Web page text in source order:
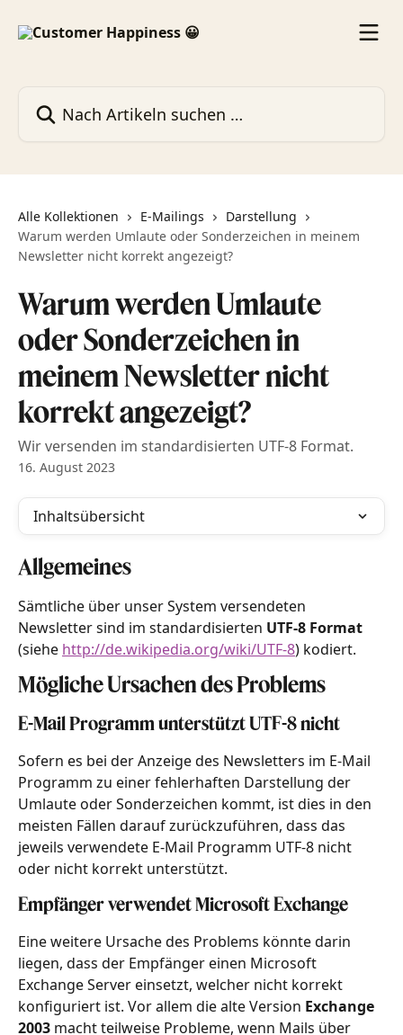
Alle Kollektionen E-Mailings
Darstellung
Warum werden Umlaute oder Sonderzeichen in meinem
Newsletter nicht korrekt angezeigt?
Warum werden Umlaute
oder Sonderzeichen in
meinem Newsletter nicht
korrekt angezeigt?
Wir versenden im standardisierten UTF-8 Format.
16. August 2023
Inhaltsübersicht
Allgemeines
Sämtliche über unser System versendeten
Newsletter sind im standardisierten UTF-8 Format
(siehe http://de.wikipedia.org/wiki/UTF-8) kodiert.
Mögliche Ursachen des Problems
E-Mail Programm unterstützt UTF-8 nicht
Sofern es bei der Anzeige des Newsletters im E-Mail
Programm zu einer fehlerhaften Darstellung der
Umlaute oder Sonderzeichen kommt, ist dies in den
meisten Fällen darauf zurückzuführen, dass das
jeweils verwendete E-Mail Programm UTF-8 nicht
oder nicht korrekt unterstützt.
Empfänger verwendet Microsoft Exchange
Eine weitere Ursache des Problems könnte darin
liegen, dass der Empfänger einen Microsoft
Exchange Server einsetzt, welcher nicht korrekt
konfiguriert ist. Vor allem die alte Version Exchange
2003 macht teilweise Probleme, wenn Mails über